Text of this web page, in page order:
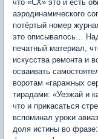
что «СХ» это и есть
аэродинамического
потёртый номер
это описывалось…
печатный материал,
искусства ремонта и
осваивать
воротам «гаражных
тирадами: «Уезжай и
что и прикасаться
вспоминал уроки
доля истины во